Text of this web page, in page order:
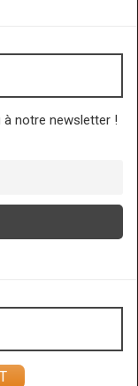
à notre newsletter !